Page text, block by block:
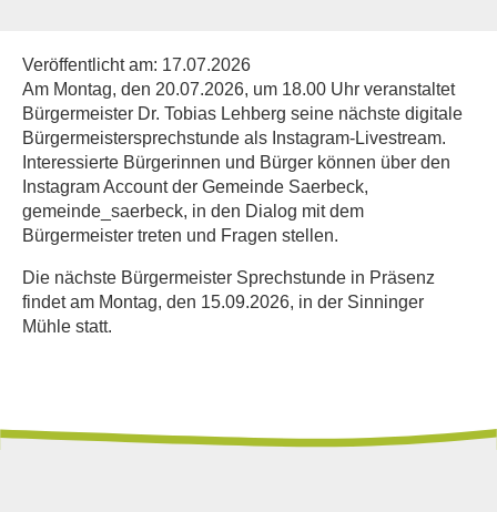
Veröffentlicht am: 17.07.2026
Am Montag, den 20.07.2026, um 18.00 Uhr veranstaltet
Bürgermeister Dr. Tobias Lehberg seine nächste digitale
Bürgermeistersprechstunde als Instagram-Livestream.
Interessierte Bürgerinnen und Bürger können über den
Instagram Account der Gemeinde Saerbeck,
gemeinde_saerbeck, in den Dialog mit dem
Bürgermeister treten und Fragen stellen.
Die nächste Bürgermeister Sprechstunde in Präsenz
findet am Montag, den 15.09.2026, in der Sinninger
Mühle statt.